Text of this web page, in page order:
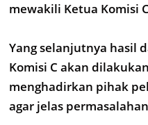
mewakili Ketua Komisi
Yang selanjutnya hasil
Komisi C akan
menghadirkan pihak
agar jelas